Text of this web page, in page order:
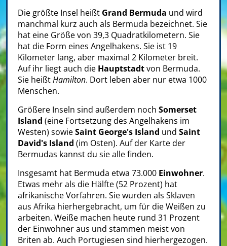
Die größte Insel heißt Grand Bermuda und wird
manchmal kurz auch als Bermuda bezeichnet. Sie
hat eine Größe von 39,3 Quadratkilometern. Sie
hat die Form eines Angelhakens. Sie ist 19
Kilometer lang, aber maximal 2 Kilometer breit.
Auf ihr liegt auch die Hauptstadtvon Bermuda.
Sie heißtHamilton. Dort leben aber nur etwa 1000
Menschen.
Größere Inseln sind außerdem noch Somerset
Island (eine Fortsetzung des Angelhakens im
Westen) sowieSaint George's Island und Saint
David's Island (im Osten). Auf der Karte der
Bermudas kannst du sie alle finden.
Insgesamt hat Bermuda etwa 73.000 Einwohner.
Etwas mehr als die Hälfte (52 Prozent) hat
afrikanische Vorfahren. Sie wurden als Sklaven
aus Afrika hierhergebracht, um für die Weißen zu
arbeiten. Weiße machen heute rund 31 Prozent
der Einwohner aus und stammen meist von
Briten ab. Auch Portugiesen sind hierhergezogen.